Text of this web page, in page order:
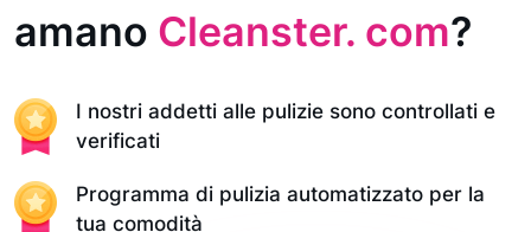
amano Cleanster. com?
I nostri addetti alle pulizie sono controllati e
verificati
Programma di pulizia automatizzato per la
tua comodità